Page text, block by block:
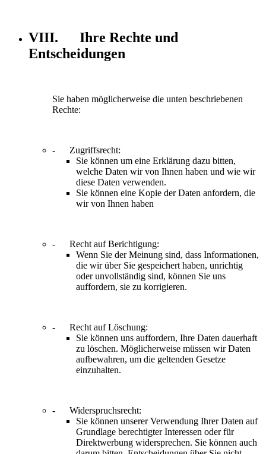
VIII. Ihre Rechte und
Entscheidungen
Sie haben möglicherweise die unten beschriebenen
Rechte:
- Zugriffsrecht:
Sie können um eine Erklärung dazu bitten,
welche Daten wir von Ihnen haben und wie wir
diese Daten verwenden.
Sie können eine Kopie der Daten anfordern, die
wir von Ihnen haben
- Recht auf Berichtigung:
Wenn Sie der Meinung sind, dass Informationen,
die wir über Sie gespeichert haben, unrichtig
oder unvollständig sind, können Sie uns
auffordern, sie zu korrigieren.
- Recht auf Löschung:
Sie können uns auffordern, Ihre Daten dauerhaft
zu löschen. Möglicherweise müssen wir Daten
aufbewahren, um die geltenden Gesetze
einzuhalten.
- Widerspruchsrecht:
Sie können unserer Verwendung Ihrer Daten auf
Grundlage berechtigter Interessen oder für
Direktwerbung widersprechen. Sie können auch